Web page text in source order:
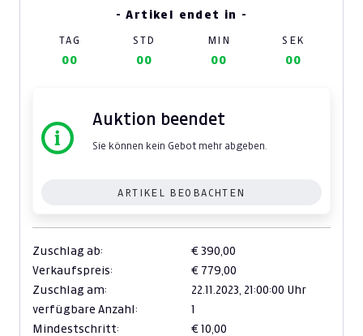
- Artikel endet in -
TAG STD MIN SEK
00 00 00 00
Auktion beendet
Sie können kein Gebot mehr abgeben.
ARTIKEL BEOBACHTEN
Zuschlag ab:
€ 390,00
Verkaufspreis:
€ 779,00
Zuschlag am:
22.11.2023, 21:00:00 Uhr
verfügbare Anzahl:
1
Mindestschritt:
€ 10,00